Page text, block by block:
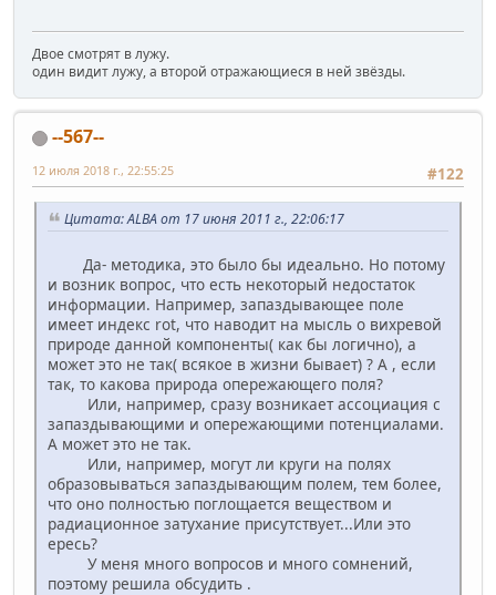
Двое смотрят в лужу.
один видит лужу, а второй отражающиеся в ней звёзды.
--567--
#122
12 июля 2018 г., 22:55:25
Цитата: ALBA от 17 июня 2011 г., 22:06:17
Да- методика, это было бы идеально. Но потому
и возник вопрос, что есть некоторый недостаток
информации. Например, запаздывающее поле
имеет индекс rot, что наводит на мысль о вихревой
природе данной компоненты( как бы логично), а
может это не так( всякое в жизни бывает) ? А , если
так, то какова природа опережающего поля?
Или, например, сразу возникает ассоциация с
запаздывающими и опережающими потенциалами.
А может это не так.
Или, например, могут ли круги на полях
образовываться запаздывающим полем, тем более,
что оно полностью поглощается веществом и
радиационное затухание присутствует...Или это
ересь?
У меня много вопросов и много сомнений,
поэтому решила обсудить .